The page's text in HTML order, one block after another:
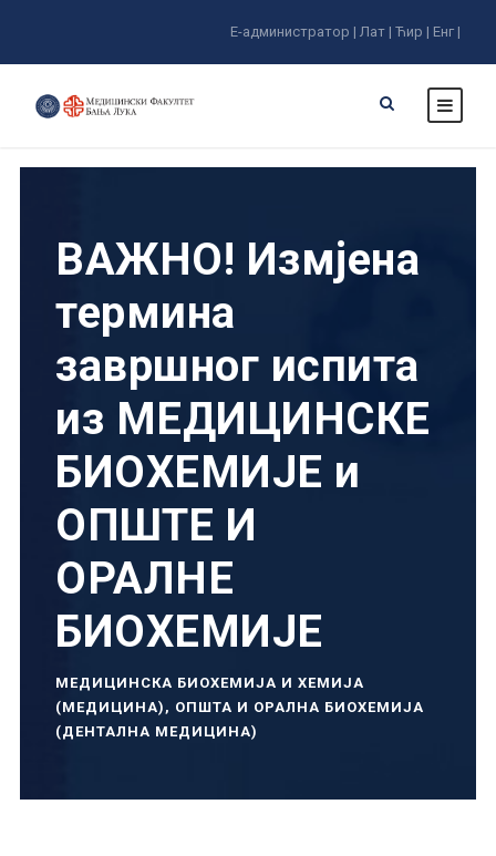
Е-администратор | Лат | Ћир | Енг |
ВАЖНО! Измјена
термина
завршног испита
из МЕДИЦИНСКЕ
БИОХЕМИЈЕ и
ОПШТЕ И
ОРАЛНЕ
БИОХЕМИЈЕ
МЕДИЦИНСКА БИОХЕМИЈА И ХЕМИЈА
(МЕДИЦИНА) , ОПШТА И ОРАЛНА БИОХЕМИЈА
(ДЕНТАЛНА МЕДИЦИНА)